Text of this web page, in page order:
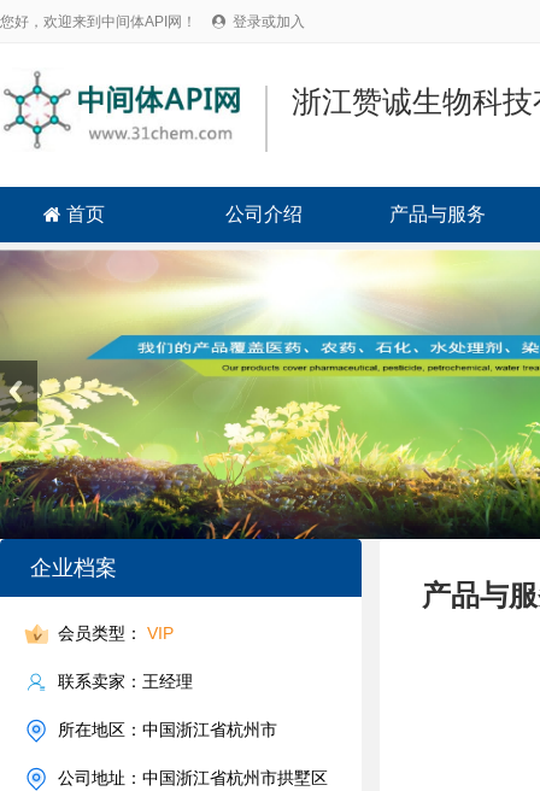
您好，欢迎来到中间体API网！  登录或加入
浙江赞诚生物科
 首页 公司介绍 产品与服务
企业档案
会员类型： VIP
联系卖家：王经理
所在地区：中国浙江省杭州市
公司地址：中国浙江省杭州市拱墅区
产品与